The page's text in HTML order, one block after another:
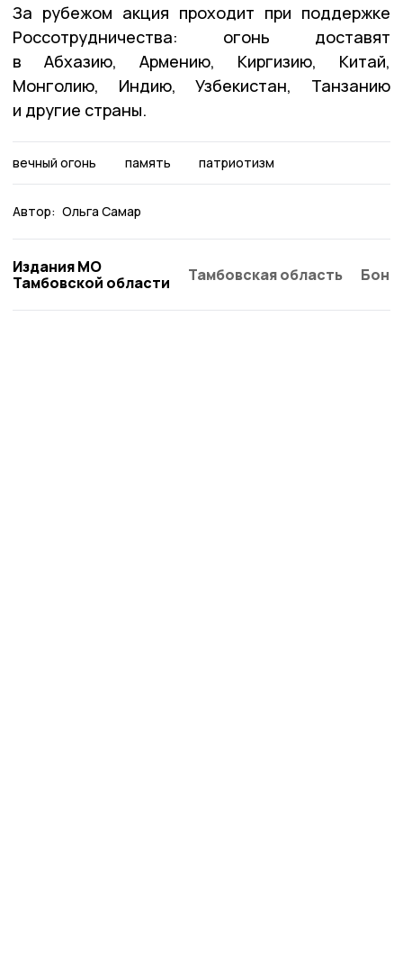
За рубежом акция проходит при поддержке
Россотрудничества: огонь доставят
в Абхазию, Армению, Киргизию, Китай,
Монголию, Индию, Узбекистан, Танзанию
и другие страны.
вечный огонь память патриотизм
Автор: Ольга Самар
Издания МО
Тамбовской области
Тамбовская область